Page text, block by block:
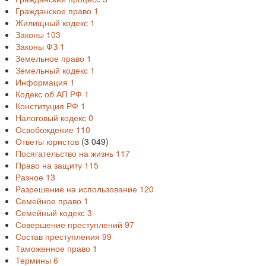
Гражданское право 1
Жилищный кодекс 1
Законы 103
Законы ФЗ 1
Земельное право 1
Земельный кодекс 1
Информация 1
Кодекс об АП РФ 1
Конституция РФ 1
Налоговый кодекс 0
Освобождение 110
Ответы юристов (3 049)
Посягательство на жизнь 117
Право на защиту 115
Разное 13
Разрешение на использование 120
Семейное право 1
Семейный кодекс 3
Совершение преступлений 97
Состав преступления 99
Таможенное право 1
Термины 6